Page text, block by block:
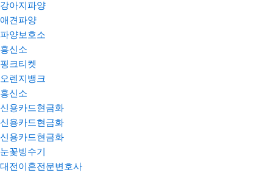
강아지파양
애견파양
파양보호소
흥신소
핑크티켓
오렌지뱅크
흥신소
신용카드현금화
신용카드현금화
신용카드현금화
눈꽃빙수기
대전이혼전문변호사